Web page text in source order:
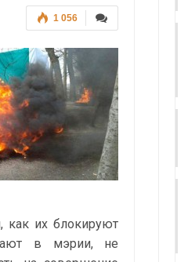
1 056
их блокируют
в мэрии, не